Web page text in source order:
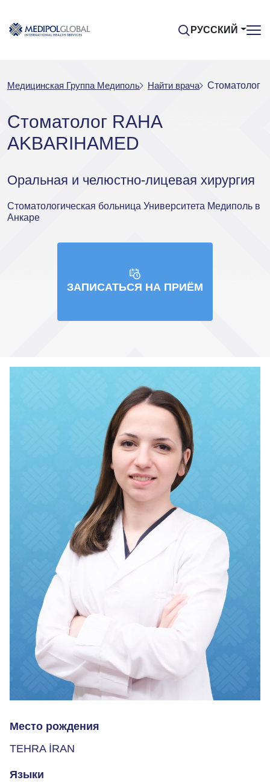
РУССКИЙ
Медицинская Группа Медиполь Найти врача Стоматолог
Стоматолог RAHA
AKBARIHAMED
Оральная и челюстно-лицевая хирургия
Стоматологическая больница Университета Медиполь в
Анкаре
ЗАПИСАТЬСЯ НА ПРИЁМ
Место рождения
TEHRA İRAN
Языки